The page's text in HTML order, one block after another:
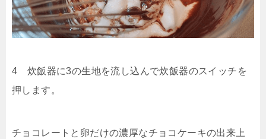
4 炊飯器に3の生地を流し込んで炊飯器のスイッチを
押します。
チョコレートと卵だけの濃厚なチョコケーキの出来上